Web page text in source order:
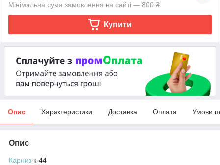
Мінімальна сума замовлення на сайті — 800 ₴
Купити
Опис Характеристики Доставка Оплата Умови
Опис
Карниз к-44